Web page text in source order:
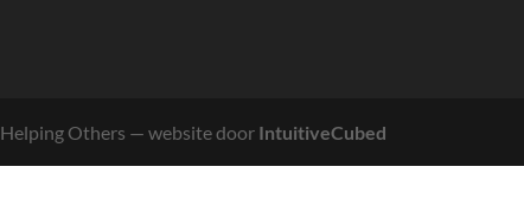
Others — website door IntuitiveCubed